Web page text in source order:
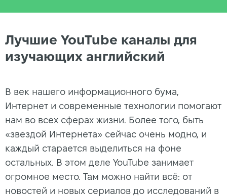
Лучшие YouTube каналы для
изучающих английский
В век нашего информационного бума,
Интернет и современные технологии помогают
нам во всех сферах жизни. Более того, быть
«звездой Интернета» сейчас очень модно, и
каждый старается выделиться на фоне
остальных. В этом деле YouTube занимает
огромное место. Там можно найти всё: от
новостей и новых сериалов до исследований в